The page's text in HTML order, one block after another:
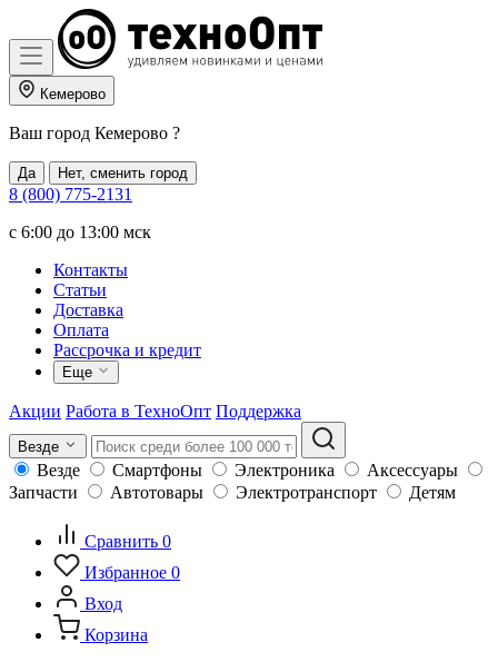
Кемерово
Ваш город Кемерово ?
Да Нет, сменить город
8 (800) 775-2131
c 6:00 до 13:00 мск
Контакты
Статьи
Доставка
Оплата
Рассрочка и кредит
Еще
Акции Работа в ТехноОпт Поддержка
Везде
Везде Смартфоны Электроника
Аксессуары
Запчасти
Автотовары Электротранспорт Детям
Сравнить 0
Избранное 0
Вход
Корзина